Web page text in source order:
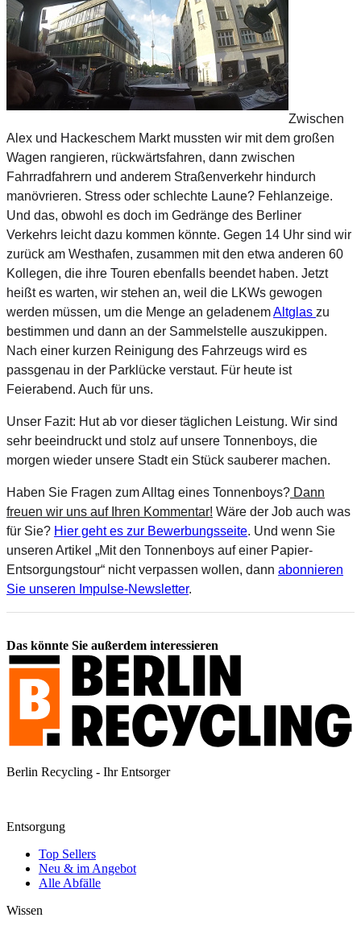
Zwischen
Alex und Hackeschem Markt mussten wir mit dem großen
Wagen rangieren, rückwärtsfahren, dann zwischen
Fahrradfahrern und anderem Straßenverkehr hindurch
manövrieren. Stress oder schlechte Laune? Fehlanzeige.
Und das, obwohl es doch im Gedränge des Berliner
Verkehrs leicht dazu kommen könnte. Gegen 14 Uhr sind wir
zurück am Westhafen, zusammen mit den etwa anderen 60
Kollegen, die ihre Touren ebenfalls beendet haben. Jetzt
heißt es warten, wir stehen an, weil die LKWs gewogen
werden müssen, um die Menge an geladenemAltglas zu
bestimmen und dann an der Sammelstelle auszukippen.
Nach einer kurzen Reinigung des Fahrzeugs wird es
passgenau in der Parklücke verstaut. Für heute ist
Feierabend. Auch für uns.
Unser Fazit: Hut ab vor dieser täglichen Leistung. Wir sind
sehr beeindruckt und stolz auf unsere Tonnenboys, die
morgen wieder unsere Stadt ein Stück sauberer machen.
Haben Sie Fragen zum Alltag eines Tonnenboys? Dann
freuen wir uns auf Ihren Kommentar! Wäre der Job auch was
für Sie? Hier geht es zur Bewerbungsseite. Und wenn Sie
unseren Artikel „Mit den Tonnenboys auf einer Papier-
Entsorgungstour“ nicht verpassen wollen, dann abonnieren
Sie unseren Impulse-Newsletter.
Das könnte Sie außerdem interessieren
Berlin Recycling - Ihr Entsorger
Entsorgung
Top Sellers
Neu & im Angebot
Alle Abfälle
Wissen